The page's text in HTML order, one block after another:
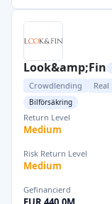
Look&amp;Fin
Crowdlending
Bilförsäkring
Return Level
Medium
Risk Return Level
Medium
Gefinancierd